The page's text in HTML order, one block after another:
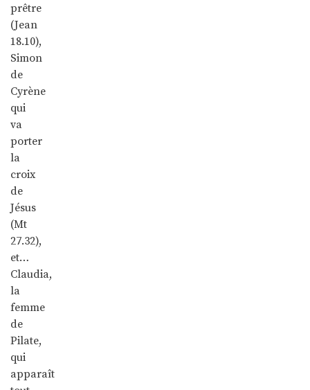
prêtre
(Jean
18.10),
Simon
de
Cyrène
qui
va
porter
la
croix
de
Jésus
(Mt
27.32),
et…
Claudia,
la
femme
de
Pilate,
qui
apparaît